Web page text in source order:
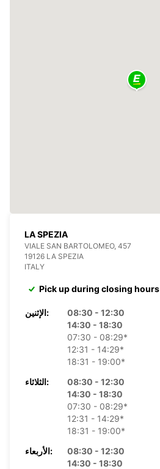
LA SPEZIA
VIALE SAN BARTOLOMEO, 457
19126 LA SPEZIA
ITALY
Pick up during closing hours
الإثنين:
08:30 - 12:30
14:30 - 18:30
07:30 - 08:29*
12:31 - 14:29*
18:31 - 19:00*
الثلاثاء:
08:30 - 12:30
14:30 - 18:30
07:30 - 08:29*
12:31 - 14:29*
18:31 - 19:00*
الأربعاء:
08:30 - 12:30
14:30 - 18:30